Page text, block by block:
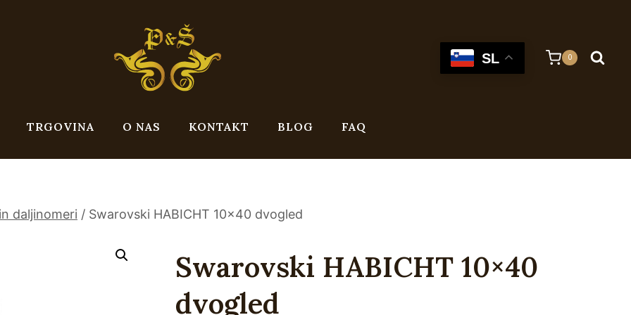
SL 0
TRGOVINA O NAS KONTAKT BLOG FAQ
daljinomeri / Swarovski HABICHT 10×40 dvogled
Swarovski HABICHT 10×40
dvogled